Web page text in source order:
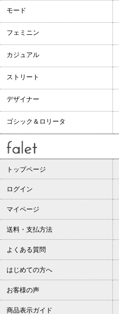
モード
フェミニン
カジュアル
ストリート
デザイナー
ゴシック＆ロリータ
トップページ
ログイン
マイページ
送料・支払方法
よくある質問
はじめての方へ
お客様の声
商品表示ガイド